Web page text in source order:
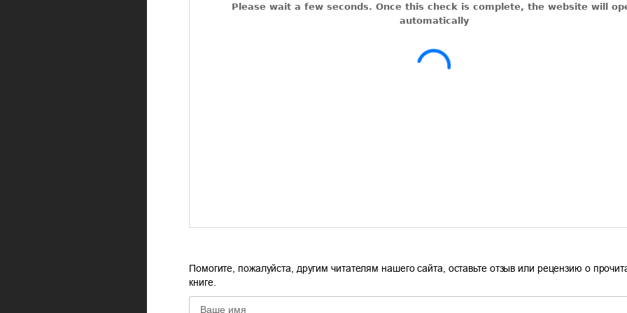
Помогите, пожалуйста, другим читателям нашего сайта, оставьте отзыв или рецензию о
книге.